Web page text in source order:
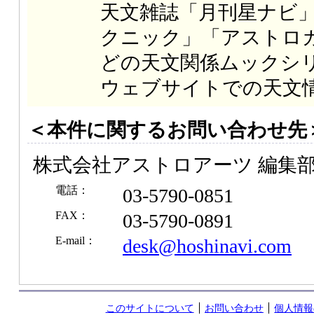
天文雑誌「月刊星ナビ
クニック」「アストロ
どの天文関係ムックシ
ウェブサイトでの天文
＜本件に関するお問い合わせ先
株式会社アストロアーツ 編集
電話： 03-5790-0851
FAX： 03-5790-0891
E-mail： desk@hoshinavi.com
このサイトについて お問い合わせ
個人情